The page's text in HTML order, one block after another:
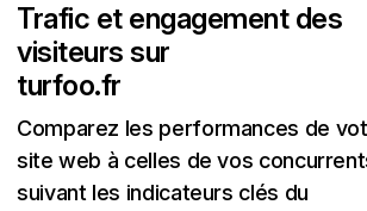
Trafic et engagement des
visiteurs sur
turfoo.fr
Comparez les performances de
site web à celles de vos
suivant les indicateurs clés du